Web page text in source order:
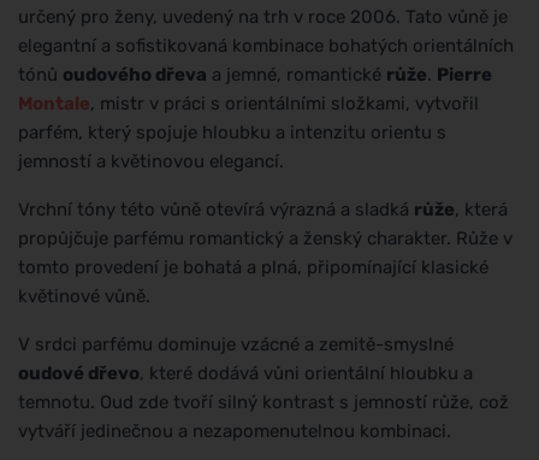
určený pro ženy, uvedený na trh v roce 2006. Tato vůně je
elegantní a sofistikovaná kombinace bohatých orientálních
tónů oudového dřeva a jemné, romantické růže. Pierre
Montale, mistr v práci s orientálními složkami, vytvořil
parfém, který spojuje hloubku a intenzitu orientu s
jemností a květinovou elegancí.
Vrchní tóny této vůně otevírá výrazná a sladká růže, která
propůjčuje parfému romantický a ženský charakter. Růže v
tomto provedení je bohatá a plná, připomínající klasické
květinové vůně.
V srdci parfému dominuje vzácné a zemitě-smyslné
oudové dřevo, které dodává vůni orientální hloubku a
temnotu. Oud zde tvoří silný kontrast s jemností růže, což
vytváří jedinečnou a nezapomenutelnou kombinaci.